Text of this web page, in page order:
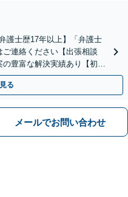
護士歴17年以上】「弁護士
連絡ください【出張相談
豊富な解決実績あり【初回
ースもあります
る
メールでお問い合わせ